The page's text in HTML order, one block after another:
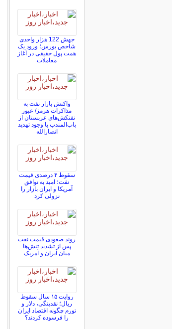
جهش 122 هزار واحدی
شاخص بورس؛ ورود یک
همت پول حقیقی در آغاز
معاملات
واکنش بازار نفت به
مذاکرات هرمز/ عبور
نفتکش‌های عربستان از
باب‌المندب با وجود تهدید
انصارالله
سقوط ۴ درصدی قیمت
نفت؛ امید به توافق
آمریکا و ایران بازار را
نزولی کرد
روند صعودی قیمت نفت
پس از تشدید تنش‌ها
میان ایران و آمریک
روایت ۱۵ سال سقوط
ریال؛ نقدینگی، دلار و
تورم چگونه اقتصاد ایران
را فرسوده کردند؟